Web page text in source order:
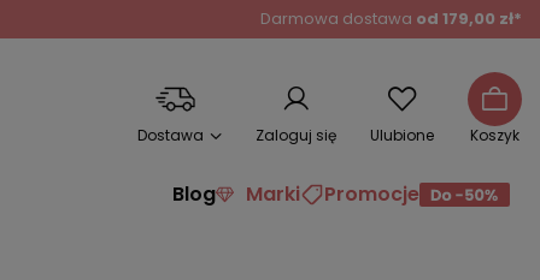
Darmowa dostawa od 179,00 zł*
Dostawa Zaloguj się Ulubione Koszyk
Blog Marki Promocje